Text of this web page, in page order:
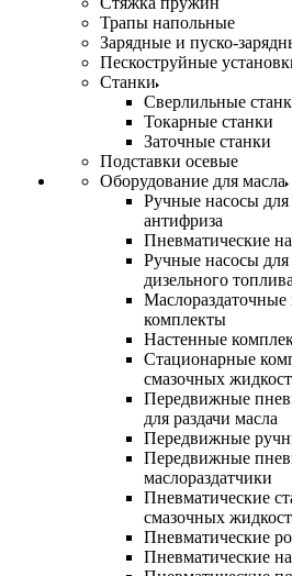
Трапы напольные
Зарядные и пуско-
Пескоструйные
Станки
Сверлильные
Токарные станки
Заточные станки
Подставки осевые
Оборудование для масла
Ручные насосы для
антифриза
Пневматические
Ручные насосы для
дизельного топлива
Маслораздаточные
комплекты
Настенные
Стационарные
смазочных
Передвижные
для раздачи масла
Передвижные
Передвижные
маслораздатчики
Пневматические
смазочных
Пневматические
Пневматические